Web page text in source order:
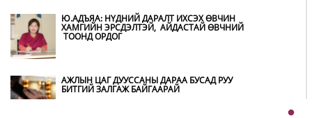
Ю.АДЪЯА: НҮДНИЙ ДАРАЛТ ИХСЭХ ӨВЧИН
ХАМГИЙН ЭРСДЭЛТЭЙ, АЙДАСТАЙ ӨВЧНИЙ
ТООНД ОРДОГ
АЖЛЫН ЦАГ ДУУССАНЫ ДАРАА БУСАД РУУ
БИТГИЙ ЗАЛГАЖ БАЙГААРАЙ